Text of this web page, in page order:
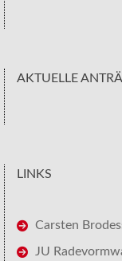
AKTUELLE
LINKS
Carsten
JU